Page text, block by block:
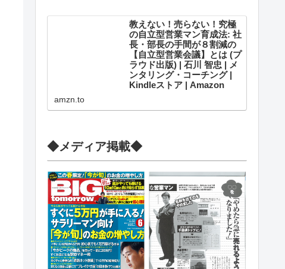
KindleおよびFire端末、スマートフ
ォンやタブレ...
教えない！売らない！究極
の自立型営業マン育成法: 社
長・部長の手間が８割減の
【自立型営業会議】とは (プ
ラウド出版) | 石川 智忠 | メ
ンタリング・コーチング |
Kindleストア | Amazon
育成法: 社長・部長の手間が８割減
電子書籍は、KindleおよびFire端
末、...
amzn.to
◆メディア掲載◆